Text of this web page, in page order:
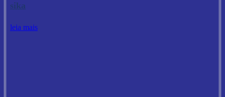
sika
leia mais